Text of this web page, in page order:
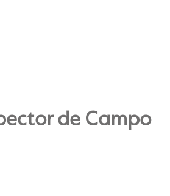
de Campo